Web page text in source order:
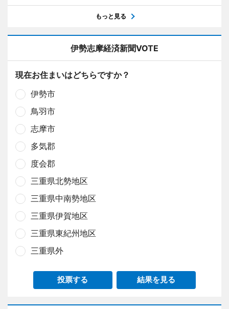
もっと見る
伊勢志摩経済新聞VOTE
現在お住まいはどちらですか？
伊勢市
鳥羽市
志摩市
多気郡
度会郡
三重県北勢地区
三重県中南勢地区
三重県伊賀地区
三重県東紀州地区
三重県外
投票する 結果を見る